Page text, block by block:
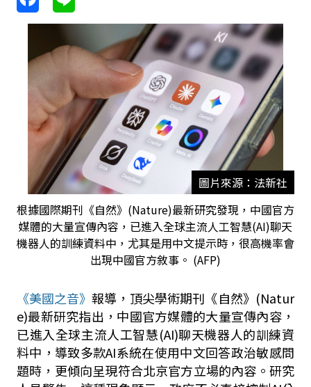
圖片來源：法新社
根據國際期刊《自然》(Nature)最新研究發現，中國官方
媒體的大量宣傳內容，已進入全球主流人工智慧(AI)聊天
機器人的訓練資料中，尤其是用中文提示時，很高機率會
出現中國官方敘事。 (AFP)
《美國之音》 報導，頂尖學術期刊《自然》 (Natur
e)最新研究指出， 中國官方媒體的大量宣傳內容，
已進入全球主流人工智慧(AI)聊天機器人的訓練資
料中，導致多款AI系統在使用中文回答政治敏感問
題時，更傾向呈現符合北京官方立場的內容。研究